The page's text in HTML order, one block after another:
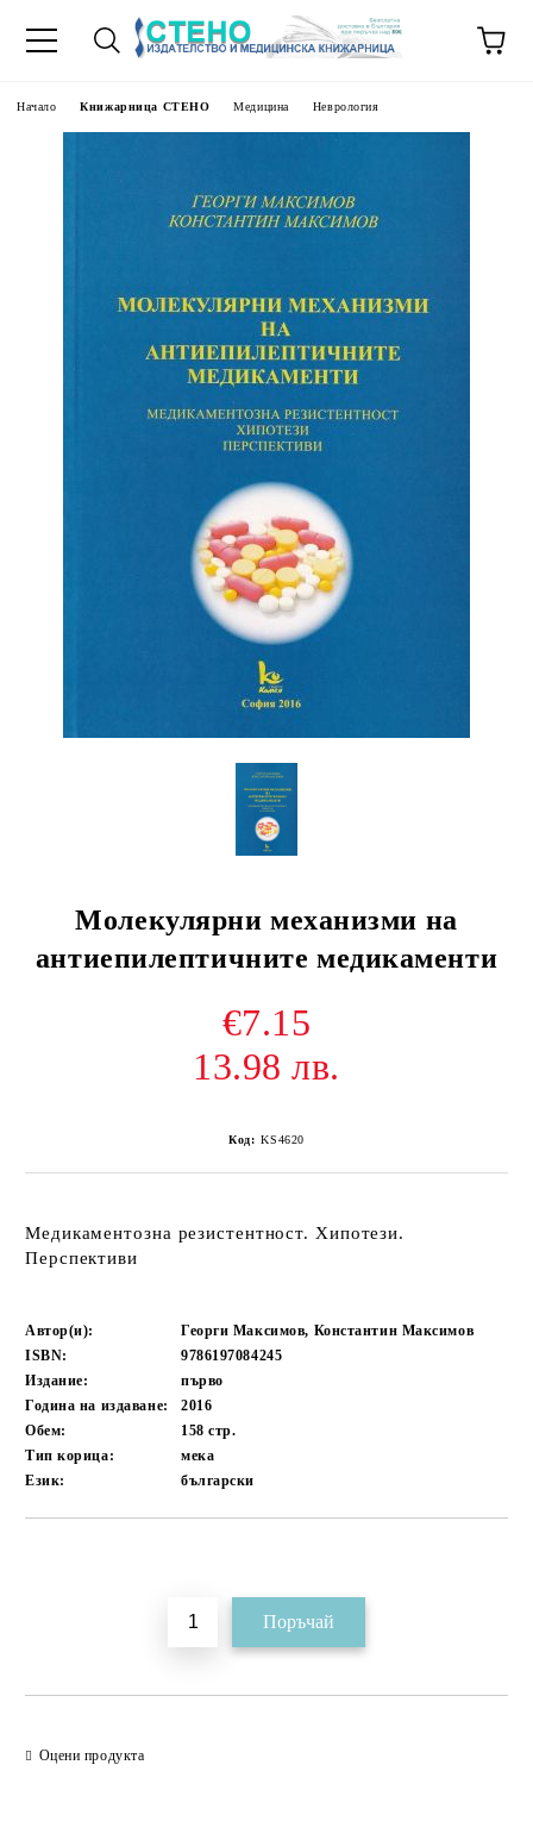
Начало Книжарница СТЕНО Медицина Неврология
Молекулярни механизми на
антиепилептичните медикаменти
€7.15
13.98 лв.
Код: KS4620
Медикаментозна резистентност. Хипотези.
Перспективи
Автор(и):
Георги Максимов, Константин Максимов
ISBN:
9786197084245
Издание:
първо
Година на издаване:
2016
Обем:
158стр.
Тип корица:
мека
Език:
български
Оцени продукта